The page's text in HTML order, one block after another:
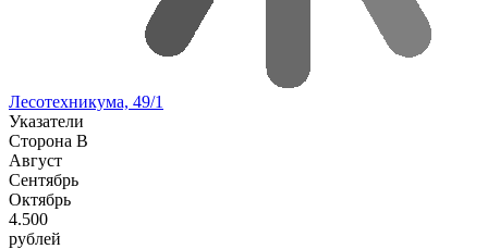
Лесотехникума, 49/1
Указатели
Сторона В
Август
Сентябрь
Октябрь
4.500
рублей